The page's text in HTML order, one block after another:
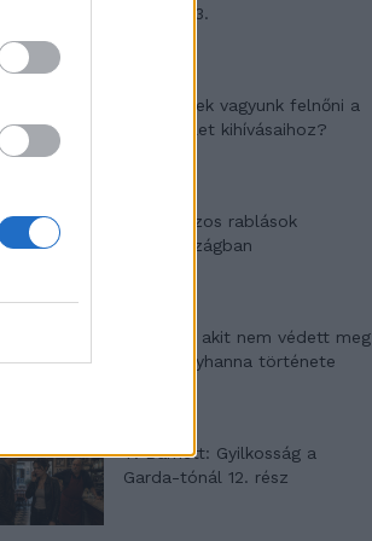
mítosza 3.
Képtelenek vagyunk felnőni a
felnőtt élet kihívásaihoz?
Altatógázos rablások
Olaszországban
A kislány, akit nem védett meg
senki – Lyhanna története
T. Barnett: Gyilkosság a
Garda-tónál 12. rész